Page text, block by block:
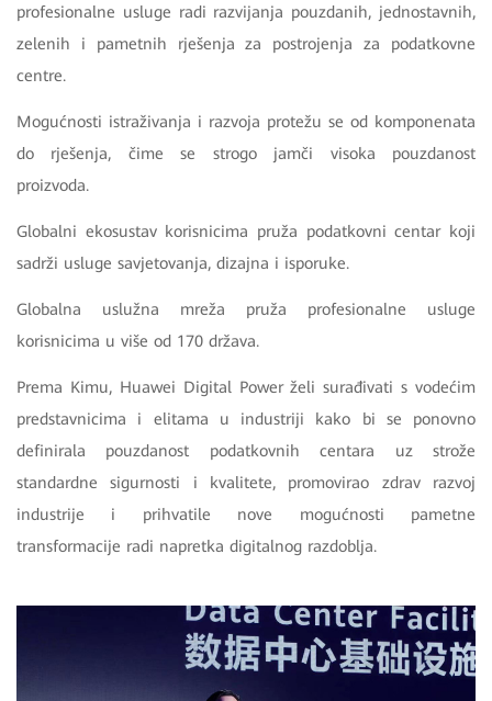
profesionalne usluge radi razvijanja pouzdanih, jednostavnih,
zelenih i pametnih rješenja za postrojenja za podatkovne
centre.
Mogućnosti istraživanja i razvoja protežu se od komponenata
do rješenja, čime se strogo jamči visoka pouzdanost
proizvoda.
Globalni ekosustav korisnicima pruža podatkovni centar koji
sadrži usluge savjetovanja, dizajna i isporuke.
Globalna uslužna mreža pruža profesionalne usluge
korisnicima u više od 170 država.
Prema Kimu, Huawei Digital Power želi surađivati s vodećim
predstavnicima i elitama u industriji kako bi se ponovno
definirala pouzdanost podatkovnih centara uz strože
standardne sigurnosti i kvalitete, promovirao zdrav razvoj
industrije i prihvatile nove mogućnosti pametne
transformacije radi napretka digitalnog razdoblja.